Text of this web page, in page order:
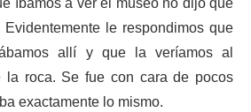
íbamos a ver el museo no dijo que
le respondimos que
allí y que la veríamos al
la roca. Se fue con cara de pocos
exactamente lo mismo.